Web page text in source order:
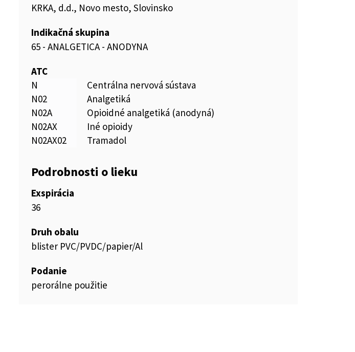
KRKA, d.d., Novo mesto, Slovinsko
Indikačná skupina
65 - ANALGETICA - ANODYNA
ATC
N
Centrálna nervová sústava
N02
Analgetiká
N02A
Opioidné analgetiká (anodyná)
N02AX
Iné opioidy
N02AX02
Tramadol
Podrobnosti o lieku
Exspirácia
36
Druh obalu
blister PVC/PVDC/papier/Al
Podanie
perorálne použitie